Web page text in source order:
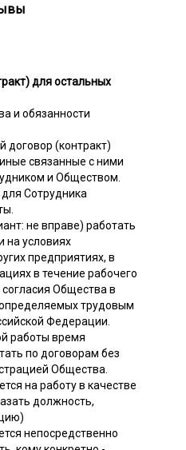
для остальных
и обязанности
договор (контракт)
связанные с ними
и Обществом.
Сотрудника
не вправе) работать
на условиях
предприятиях, в
в течение рабочего
Общества в
трудовым
Федерации.
работы время
по договорам без
Общества.
на работу в качестве
должность,
непосредственно